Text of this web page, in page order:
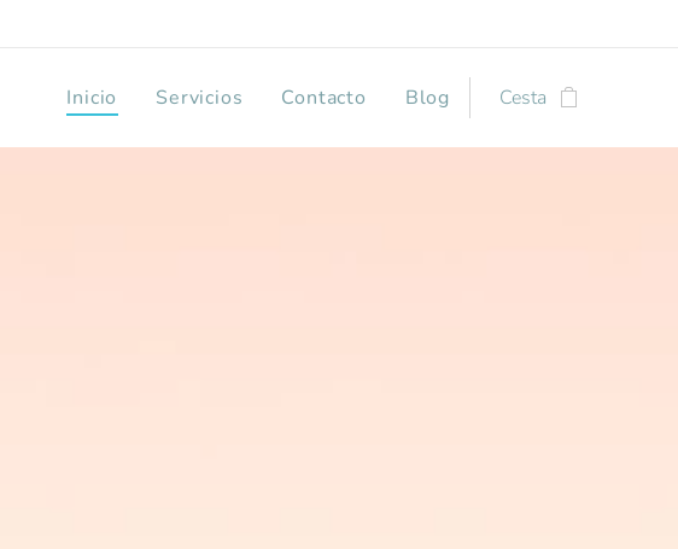
Inicio Servicios Contacto Blog Cesta